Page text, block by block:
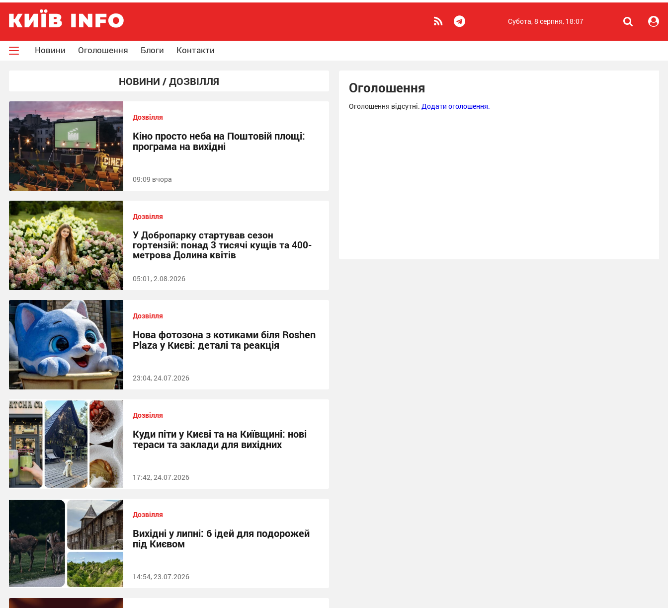
Субота, 8 серпня, 18:07
Новини Оголошення Блоги Контакти
НОВИНИ / ДОЗВІЛЛЯ
Дозвілля
Кіно просто неба на Поштовій площі:
програма на вихідні
09:09 вчора
Дозвілля
У Добропарку стартував сезон
гортензій: понад 3 тисячі кущів та 400-
метрова Долина квітів
05:01, 2.08.2026
Дозвілля
Нова фотозона з котиками біля Roshen
Plaza у Києві: деталі та реакція
23:04, 24.07.2026
Дозвілля
Куди піти у Києві та на Київщині: нові
тераси та заклади для вихідних
17:42, 24.07.2026
Дозвілля
Вихідні у липні: 6 ідей для подорожей
під Києвом
14:54, 23.07.2026
Оголошення
Оголошення відсутні. Додати оголошення.